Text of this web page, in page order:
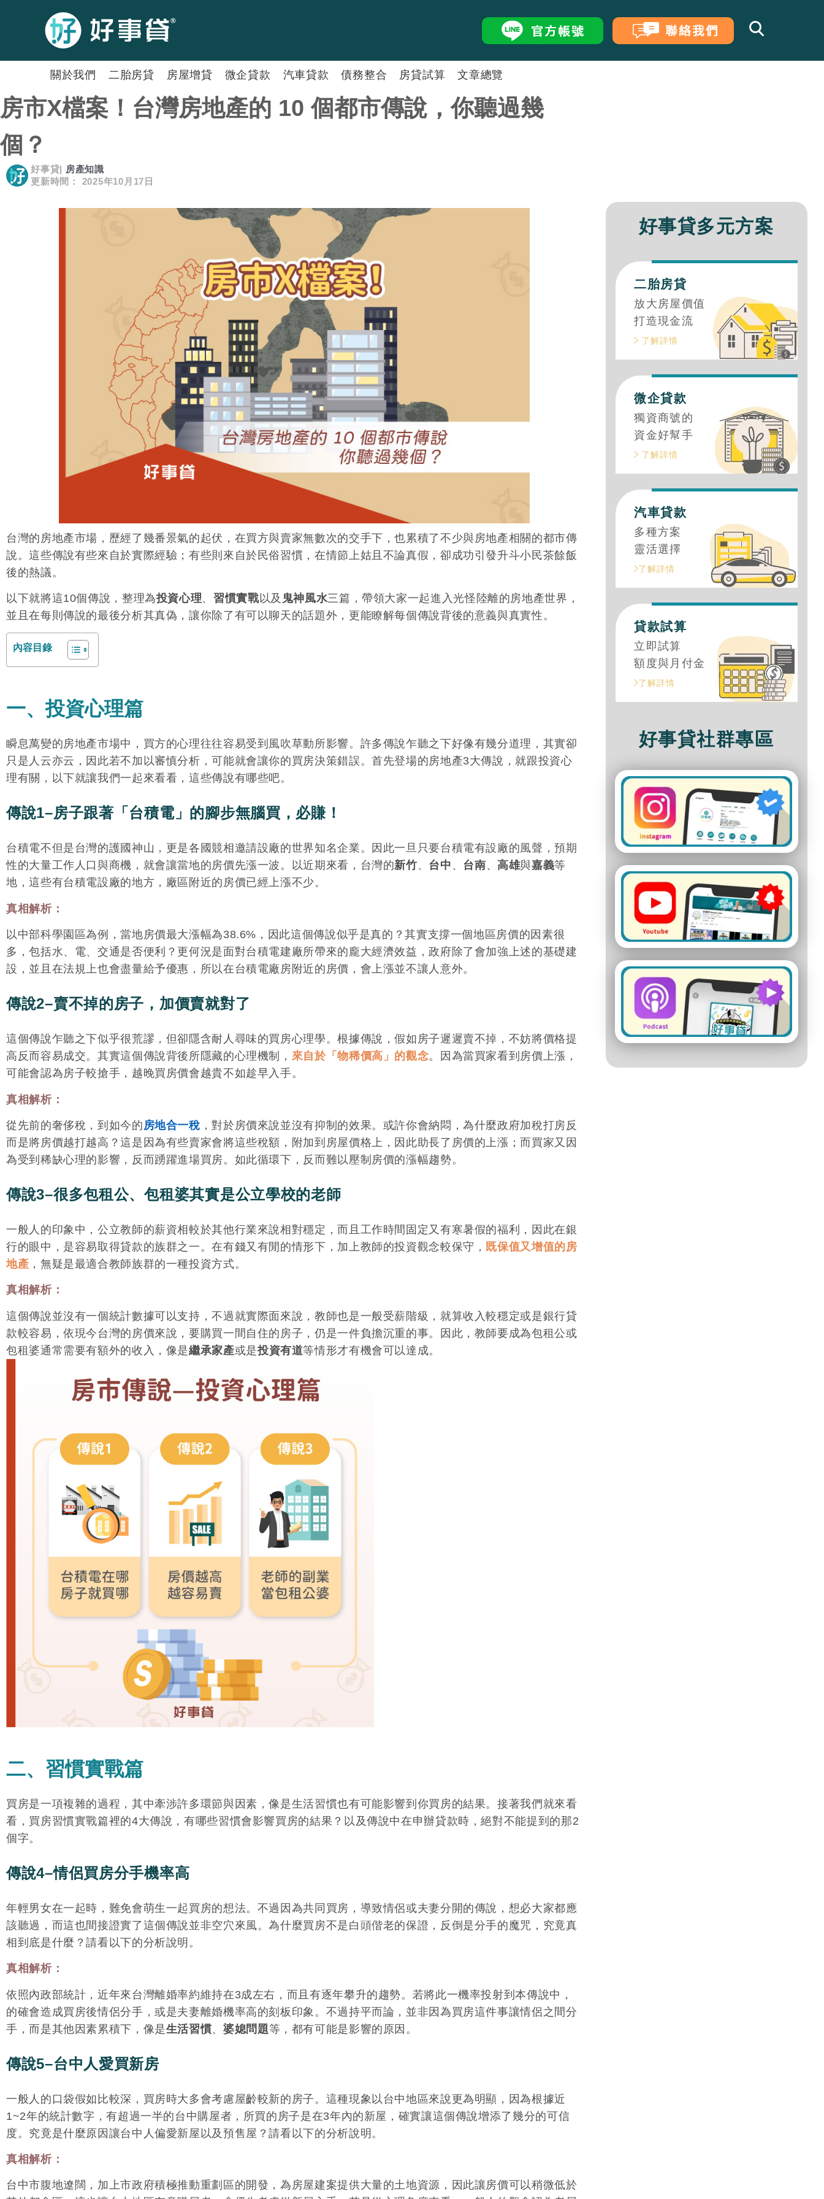
關於我們
關於我們
值得信賴的貸款好朋友
林玉卿
張佩甄
廖倩汶
二胎房貸
二胎房貸
房屋就是靈活現金流
房貸沒繳完能再貸款嗎？房貸再貸全攻略，一篇搞懂房屋增貸、轉貸、二
胎房貸的差別
二胎房貸可以增貸、轉貸嗎？選對申辦管道，讓你降低利率又能額外取得
資金
房屋增貸
房屋增貸
漲價變現的資產放大術
剛買房能增貸嗎？房貸繳多久可以轉貸？投資、買房必看的房屋轉增貸懶
人包！
房貸成數不足毀約怎麼辦？5招挽救貸款成數不足的危機
微企貸款
微企貸款
獨資商號的資金好幫手
自己創業可以貸款嗎？活用獨資商行負責人身分，多種資金管道任你選！
商行貸款條件一篇搞懂！掌握關鍵申請條件，幫你快速取得資金不卡關
微型企業貸款不容易？帶你認識創業週轉都適用，專屬小公司的微企貸
汽車貸款
汽車貸款
不只代步 更貸夢想起步
中古車貸款怎麼申請？用二手車也能換資金，最高額度利率一次看
車貸提前清償划算嗎？教你從兩大關鍵收費項目，判斷要不要提早還車
原車融資是什麼？優缺點、額度利率一次看，教你輕鬆用汽車貸款取得資
金！
債務整合
債務整合
有效擺脫財務惡性循環
代償跟整合負債一樣嗎？代償申請管道與流程介紹
債務整合要找誰？低利率、高額度負債整合貸款管道推薦！
房貸試算
房貸試算
貸款月付金自己簡單算
汽車貸款試算工具推薦！回推利率不踩雷、月付規劃好輕鬆！
信貸試算工具推薦！簡單3步驟，快速知道信貸100萬月付金多少
文章總覽
文章總覽
最完整知識圖文懶人包
汽車貸款
房產知識
房市X檔案！台灣房地產的 10 個都市傳說，你聽過幾
個？
好事貸| 房產知識
更新時間： 2025年10月17日
台灣的房地產市場，歷經了幾番景氣的起伏，在買方與賣家無數次的交手下，也累積了不少與房地產相關的都市傳
說。這些傳說有些來自於實際經驗；有些則來自於民俗習慣，在情節上姑且不論真假，卻成功引發升斗小民茶餘飯
後的熱議。
以下就將這10個傳說，整理為投資心理、 習慣實戰 以及 鬼神風水三篇，帶領大家一起進入光怪陸離的房地產世界，
並且在每則傳說的最後分析其真偽，讓你除了有可以聊天的話題外，更能瞭解每個傳說背後的意義與真實性。
內容目錄
一、投資心理篇
瞬息萬變的房地產市場中，買方的心理往往容易受到風吹草動所影響。許多傳說乍聽之下好像有幾分道理，其實卻
只是人云亦云，因此若不加以審慎分析，可能就會讓你的買房決策錯誤。首先登場的房地產3大傳說，就跟投資心
理有關，以下就讓我們一起來看看，這些傳說有哪些吧。
傳說1–房子跟著「台積電」的腳步無腦買，必賺！
台積電不但是台灣的護國神山，更是各國競相邀請設廠的世界知名企業。因此一旦只要台積電有設廠的風聲，預期
性的大量工作人口與商機，就會讓當地的房價先漲一波。以近期來看，台灣的新竹、 台中 、 台南、 高雄與嘉義等
地，這些有台積電設廠的地方，廠區附近的房價已經上漲不少。
真相解析：
以中部科學園區為例，當地房價最大漲幅為38.6%，因此這個傳說似乎是真的？其實支撐一個地區房價的因素很
多，包括水、電、交通是否便利？更何況是面對台積電建廠所帶來的龐大經濟效益，政府除了會加強上述的基礎建
設，並且在法規上也會盡量給予優惠，所以在台積電廠房附近的房價，會上漲並不讓人意外。
傳說2–賣不掉的房子，加價賣就對了
這個傳說乍聽之下似乎很荒謬，但卻隱含耐人尋味的買房心理學。根據傳說，假如房子遲遲賣不掉，不妨將價格提
高反而容易成交。其實這個傳說背後所隱藏的心理機制， 來自於「物稀價高」的觀念。因為當買家看到房價上漲，
可能會認為房子較搶手，越晚買房價會越貴不如趁早入手。
真相解析：
從先前的奢侈稅，到如今的 房地合一稅 ，對於房價來說並沒有抑制的效果。或許你會納悶，為什麼政府加稅打房反
而是將房價越打越高？這是因為有些賣家會將這些稅額，附加到房屋價格上，因此助長了房價的上漲；而買家又因
為受到稀缺心理的影響，反而踴躍進場買房。如此循環下，反而難以壓制房價的漲幅趨勢。
傳說3–很多包租公、包租婆其實是公立學校的老師
一般人的印象中，公立教師的薪資相較於其他行業來說相對穩定，而且工作時間固定又有寒暑假的福利，因此在銀
行的眼中，是容易取得貸款的族群之一。在有錢又有閒的情形下，加上教師的投資觀念較保守， 既保值又增值的房
地產 ，無疑是最適合教師族群的一種投資方式。
真相解析：
這個傳說並沒有一個統計數據可以支持，不過就實際面來說，教師也是一般受薪階級，就算收入較穩定或是銀行貸
款較容易，依現今台灣的房價來說，要購買一間自住的房子，仍是一件負擔沉重的事。因此，教師要成為包租公或
包租婆通常需要有額外的收入，像是繼承家產或是投資有道等情形才有機會可以達成。
二、習慣實戰篇
買房是一項複雜的過程，其中牽涉許多環節與因素，像是生活習慣也有可能影響到你買房的結果。接著我們就來看
看，買房習慣實戰篇裡的4大傳說，有哪些習慣會影響買房的結果？以及傳說中在申辦貸款時，絕對不能提到的那2
個字。
傳說4–情侶買房分手機率高
年輕男女在一起時，難免會萌生一起買房的想法。不過因為共同買房，導致情侶或夫妻分開的傳說，想必大家都應
該聽過，而這也間接證實了這個傳說並非空穴來風。為什麼買房不是白頭偕老的保證，反倒是分手的魔咒，究竟真
相到底是什麼？請看以下的分析說明。
真相解析：
依照內政部統計，近年來台灣離婚率約維持在3成左右，而且有逐年攀升的趨勢。若將此一機率投射到本傳說中，
的確會造成買房後情侶分手，或是夫妻離婚機率高的刻板印象。不過持平而論，並非因為買房這件事讓情侶之間分
手，而是其他因素累積下，像是生活習慣、 婆媳問題等，都有可能是影響的原因。
傳說5–台中人愛買新房
一般人的口袋假如比較深，買房時大多會考慮屋齡較新的房子。這種現象以台中地區來說更為明顯，因為根據近
1~2年的統計數字，有超過一半的台中購屋者，所買的房子是在3年內的新屋，確實讓這個傳說增添了幾分的可信
度。究竟是什麼原因讓台中人偏愛新屋以及預售屋？請看以下的分析說明。
真相解析：
台中市腹地遼闊，加上市政府積極推動重劃區的開發，為房屋建案提供大量的土地資源，因此讓房價可以稍微低於
好事貸多元方案
二胎房貸
放大房屋價值
打造現金流
了解詳情
微企貸款
獨資商號的
資金好幫手
了解詳情
汽車貸款
多種方案
靈活選擇
了解詳情
貸款試算
立即試算
額度與月付金
了解詳情
好事貸社群專區